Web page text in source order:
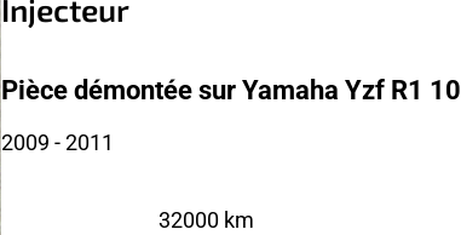
Injecteur
Pièce démontée sur Yamaha Yzf R1
2009 - 2011
32000 km